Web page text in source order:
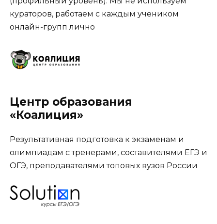
кураторов, работаем с каждым учеником
онлайн-групп лично
Центр образования
«Коалиция»
Результативная подготовка к экзаменам и
олимпиадам с тренерами, составителями ЕГЭ и
ОГЭ, преподавателями топовых вузов России